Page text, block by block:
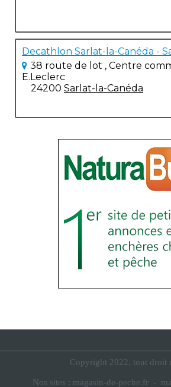
Decathlon Sarlat-la-Canéda -
38 route de lot , Centre
E.Leclerc
24200 Sarlat-la-Canéda
Copyright 2022, tout droit
Nos sites : magasin-de-peche.fr-